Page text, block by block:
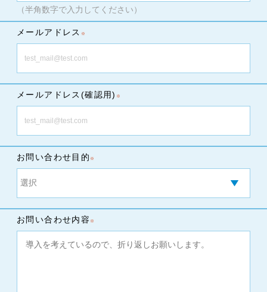
（半角数字で入力してください）
メールアドレス
メールアドレス(確認用)
お問い合わせ目的
お問い合わせ内容